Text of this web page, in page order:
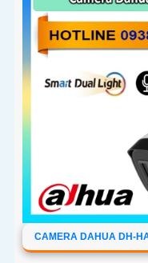
CAMERA DAHUA DH-